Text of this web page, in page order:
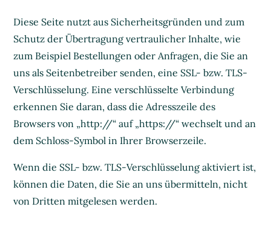
Diese Seite nutzt aus Sicherheitsgründen und zum
Schutz der Übertragung vertraulicher Inhalte, wie
zum Beispiel Bestellungen oder Anfragen, die Sie an
uns als Seitenbetreiber senden, eine SSL- bzw. TLS-
Verschlüsselung. Eine verschlüsselte Verbindung
erkennen Sie daran, dass die Adresszeile des
Browsers von „http://“ auf „https://“ wechselt und an
dem Schloss-Symbol in Ihrer Browserzeile.
Wenn die SSL- bzw. TLS-Verschlüsselung aktiviert ist,
können die Daten, die Sie an uns übermitteln, nicht
von Dritten mitgelesen werden.